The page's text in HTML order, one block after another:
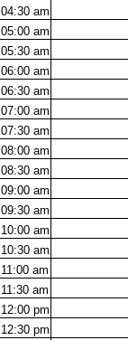
04:30 am
05:00 am
05:30 am
06:00 am
06:30 am
07:00 am
07:30 am
08:00 am
08:30 am
09:00 am
09:30 am
10:00 am
10:30 am
11:00 am
11:30 am
12:00 pm
12:30 pm